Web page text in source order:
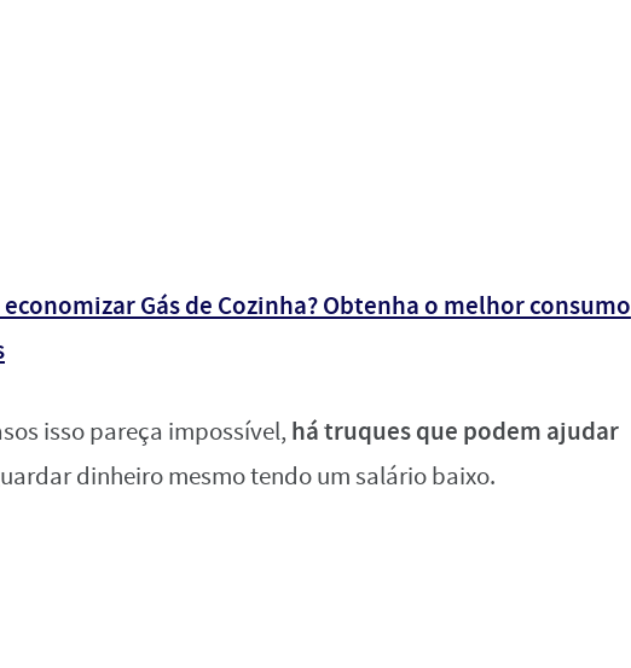
Gás de Cozinha? Obtenha o melhor consumo
isso pareça impossível, há truques que podem ajudar
dinheiro mesmo tendo um salário baixo.